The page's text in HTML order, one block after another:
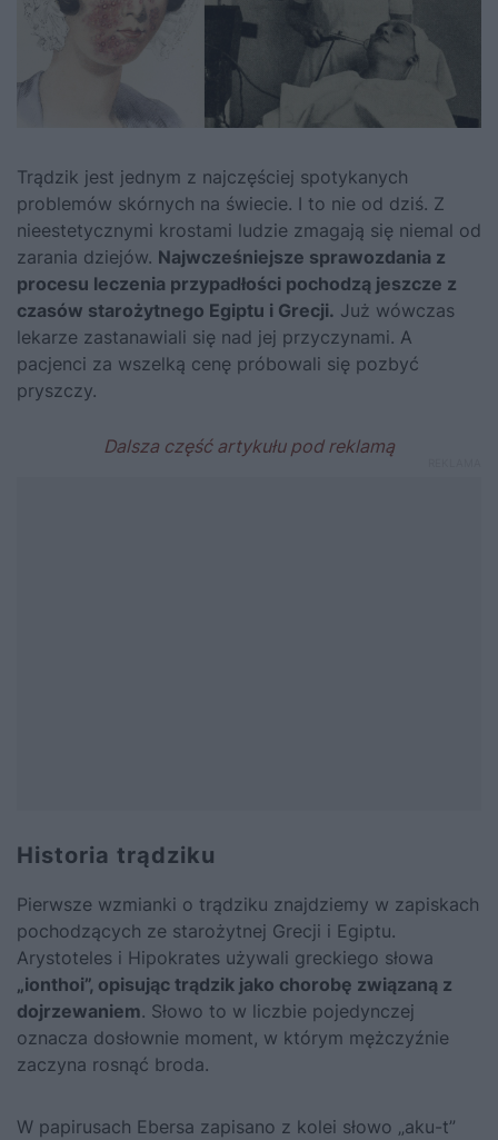
Trądzik jest jednym z najczęściej spotykanych
problemów skórnych na świecie. I to nie od dziś. Z
nieestetycznymi krostami ludzie zmagają się niemal od
zarania dziejów. Najwcześniejsze sprawozdania z
procesu leczenia przypadłości pochodzą jeszcze z
czasów starożytnego Egiptu i Grecji. Już wówczas
lekarze zastanawiali się nad jej przyczynami. A
pacjenci za wszelką cenę próbowali się pozbyć
pryszczy.
Historia trądziku
Pierwsze wzmianki o trądziku znajdziemy w zapiskach
pochodzących ze starożytnej Grecji i Egiptu.
Arystoteles i Hipokrates używali greckiego słowa
„ionthoi”, opisując trądzik jako chorobę związaną z
dojrzewaniem. Słowo to w liczbie pojedynczej
oznacza dosłownie moment, w którym mężczyźnie
zaczyna rosnąć broda.
W papirusach Ebersa zapisano z kolei słowo „aku-t”